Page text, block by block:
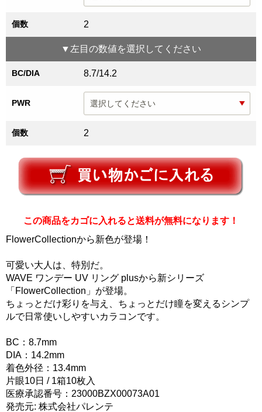
個数 2
▼ 左目 の数値を選択してください
BC/DIA 8.7/14.2
PWR
個数 2
この商品をカゴに入れると送料が無料になります！
FlowerCollectionから新色が登場！
可愛い大人は、特別だ。
WAVE ワンデー UV リング plusから新シリーズ
「FlowerCollection」が登場。
ちょっとだけ彩りを与え、ちょっとだけ瞳を変えるシンプ
ルで日常使いしやすいカラコンです。
BC：8.7mm
DIA：14.2mm
着色外径：13.4mm
片眼10日 / 1箱10枚入
医療承認番号：23000BZX00073A01
発売元: 株式会社パレンテ